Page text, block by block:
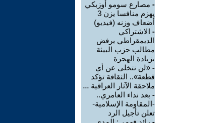
- مصارع سومو أوزبكي
يهزم منافسا يزن 3
أضعاف وزنه (فيديو)
- الاشتراكي
الديمقراطي يرفض
مطالب حزب البيئة
بزيادة الهجرة
- «لن نتخلى عن أي
قطعة».. الثقافة تؤكد
ملاحقة الآثار العراقية ...
- بعد نداء العامري..
-المقاومة الإسلامية-
تعلن تأجيل الرد